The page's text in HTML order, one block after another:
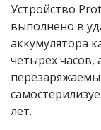
Устройство
выполнено в
аккумулятора
четырех часов,
лет.